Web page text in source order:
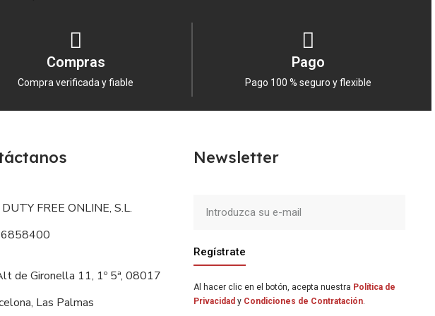
Compras
Compra verificada y fiable
Pago
Pago 100 % seguro y flexible
FREE ONLINE, S.L.
de Gironella 11, 1º 5ª, 08017
Las Palmas
Newsletter
Regístrate
Al hacer clic en el botón, acepta nuestra Política de
Privacidad y Condiciones de Contratación.